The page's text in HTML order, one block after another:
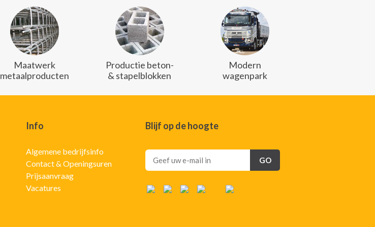
Maatwerk
metaalproducten
Productie beton-
& stapelblokken
Modern
wagenpark
Info
Algemene bedrijfsinfo
Contact & Openingsuren
Prijsaanvraag
Vacatures
Blijf op de hoogte